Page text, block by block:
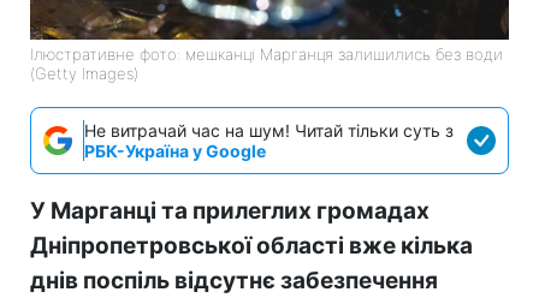
Ілюстративне фото: мешканці Марганця залишились без води
(Getty Images)
Не витрачай час на шум! Читай тільки суть з
РБК-Україна у Google
У Марганці та прилеглих громадах
Дніпропетровської області вже кілька
днів поспіль відсутнє забезпечення